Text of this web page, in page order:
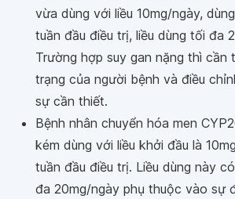
vừa dùng với liều 10mg/ngày,
tuần đầu điều trị, liều dùng tối đa
Trường hợp suy gan nặng thì cần
trạng của người bệnh và điều
sự cần thiết.
Bệnh nhân chuyển hóa men
kém dùng với liều khởi đầu là
tuần đầu điều trị. Liều dùng này
đa 20mg/ngày phụ thuộc vào sự